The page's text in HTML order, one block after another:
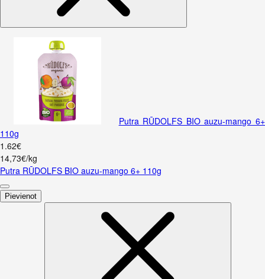
Putra RŪDOLFS BIO auzu-mango 6+
110g
1 .62€
14,73€/kg
Putra RŪDOLFS BIO auzu-mango 6+ 110g
Pievienot